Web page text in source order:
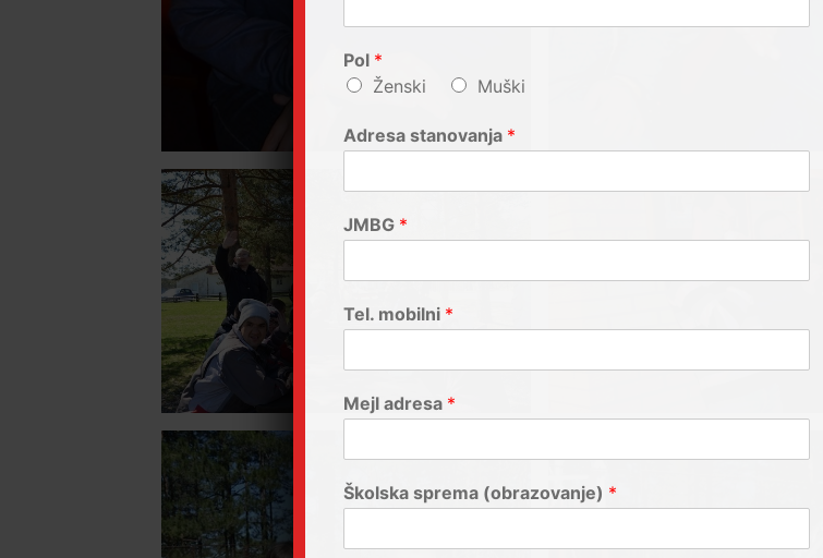
Pol *
Ženski
Muški
Adresa stanovanja *
JMBG *
Tel. mobilni *
Mejl adresa *
Školska sprema (obrazovanje) *